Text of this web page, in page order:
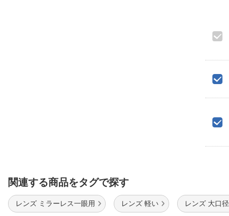
関連する商品をタグで探す
レンズ ミラーレス一眼用 レンズ 軽い レンズ 大口径